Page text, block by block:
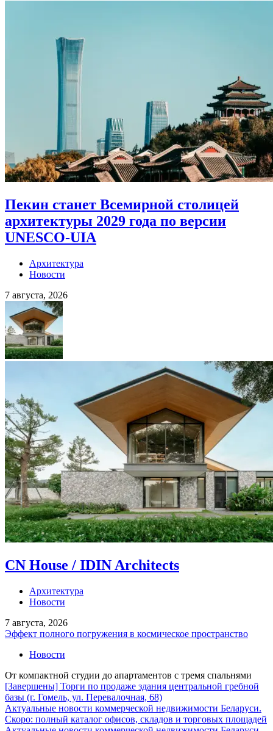
Пекин станет Всемирной столицей
архитектуры 2029 года по версии
UNESCO-UIA
Архитектура
Новости
7 августа, 2026
CN House / IDIN Architects
Архитектура
Новости
7 августа, 2026
Эффект полного погружения в космическое пространство
Новости
От компактной студии до апартаментов с тремя спальнями
[Завершены] Торги по продаже здания центральной гребной
базы (г. Гомель, ул. Перевалочная, 68)
Актуальные новости коммерческой недвижимости Беларуси.
Скоро: полный каталог офисов, складов и торговых площадей